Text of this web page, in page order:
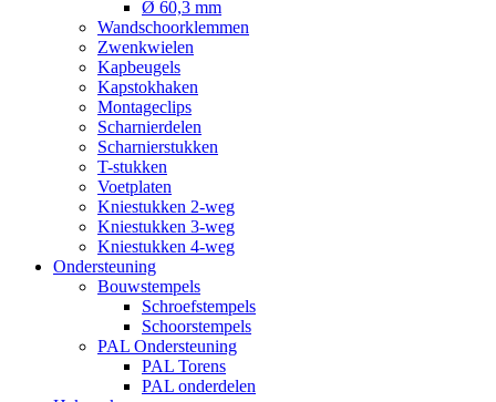
Ø 60,3 mm
Wandschoorklemmen
Zwenkwielen
Kapbeugels
Kapstokhaken
Montageclips
Scharnierdelen
Scharnierstukken
T-stukken
Voetplaten
Kniestukken 2-weg
Kniestukken 3-weg
Kniestukken 4-weg
Ondersteuning
Bouwstempels
Schroefstempels
Schoorstempels
PAL Ondersteuning
PAL Torens
PAL onderdelen